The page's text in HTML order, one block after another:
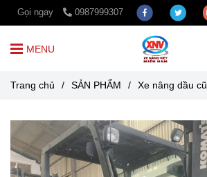
Gọi ngay 0987999307
MENU
Trang chủ / SẢN PHẨM / Xe nâng dầu cũ